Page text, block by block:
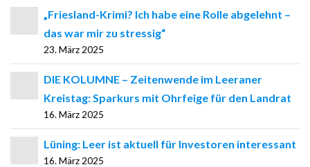
„Friesland-Krimi? Ich habe eine Rolle abgelehnt –
das war mir zu stressig“
23. März 2025
DIE KOLUMNE – Zeitenwende im Leeraner
Kreistag: Sparkurs mit Ohrfeige für den Landrat
16. März 2025
Lüning: Leer ist aktuell für Investoren interessant
16. März 2025